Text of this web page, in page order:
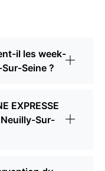
il les week-
Seine ?
EXPRESSE
Sur-